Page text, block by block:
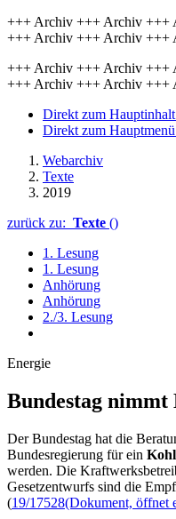
+++ Archiv +++ Archiv +++
+++ Archiv +++ Archiv +++
+++ Archiv +++ Archiv +++
+++ Archiv +++ Archiv +++
Direkt zum
Direkt zum
Webarchiv
Texte
2019
zurück zu: Texte ()
1. Lesung
1. Lesung
Anhörung
Anhörung
2./3. Lesung
Energie
Bundestag nimmt
Der Bundestag hat die
Bundesregierung für ein
werden. Die
Gesetzentwurfs sind die
(19/17528(Dokument, öffnet